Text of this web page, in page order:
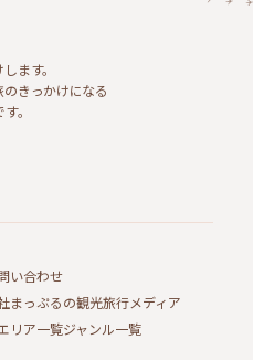
ます。
きっかけになる
。
い合わせ
まっぷるの観光旅行メディア
リア一覧ジャンル一覧